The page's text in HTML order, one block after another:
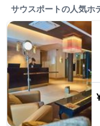
サウスポートの人気ホ